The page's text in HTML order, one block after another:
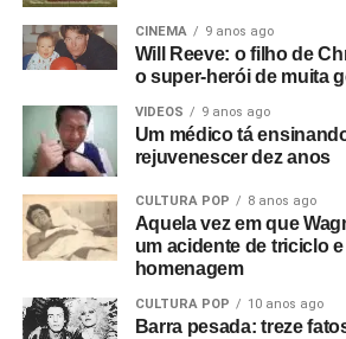
CINEMA 9 anos ago
Will Reeve: o filho de
o super-herói de muita
VIDEOS 9 anos ago
Um médico tá
rejuvenescer dez anos
CULTURA POP 8 anos ago
Aquela vez em que
um acidente de triciclo
homenagem
CULTURA POP 10 anos ago
Barra pesada: treze